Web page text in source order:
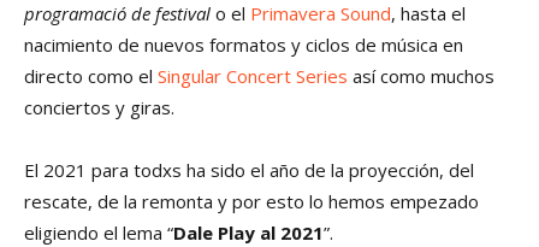
programació de festival o el Primavera Sound, hasta el
nacimiento de nuevos formatos y ciclos de música en
directo como el Singular Concert Series así como muchos
conciertos y giras.
El 2021 para todxs ha sido el año de la proyección, del
rescate, de la remonta y por esto lo hemos empezado
eligiendo el lema “Dale Play al 2021”.